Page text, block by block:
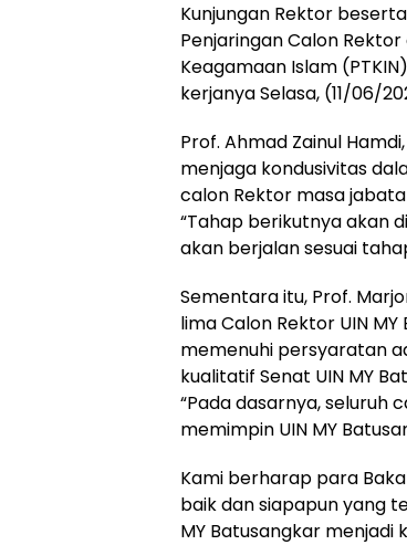
Kunjungan Rektor
Penjaringan Calon
Keagamaan Islam
kerjanya Selasa, (11/06/
Prof. Ahmad Zainul
menjaga kondusivitas
calon Rektor masa
“Tahap berikutnya akan
akan berjalan sesuai
Sementara itu, Prof.
lima Calon Rektor UIN
memenuhi persyaratan
kualitatif Senat UIN MY
“Pada dasarnya, seluruh
memimpin UIN MY
Kami berharap para
baik dan siapapun yang
MY Batusangkar menjadi